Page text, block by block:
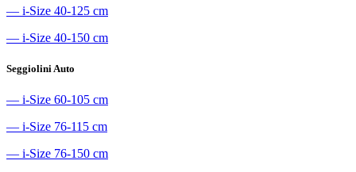
― i-Size 40-125 cm
― i-Size 40-150 cm
Seggiolini Auto
― i-Size 60-105 cm
― i-Size 76-115 cm
― i-Size 76-150 cm